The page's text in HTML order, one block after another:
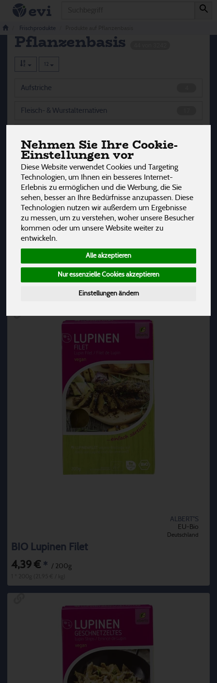
Nehmen Sie Ihre Cookie-
Einstellungen vor
Diese Website verwendet Cookies und Targeting
Technologien, um Ihnen ein besseres Internet-
Erlebnis zu ermöglichen und die Werbung, die Sie
sehen, besser an Ihre Bedürfnisse anzupassen. Diese
Technologien nutzen wir außerdem um Ergebnisse
zu messen, um zu verstehen, woher unsere Besucher
kommen oder um unsere Website weiter zu
entwickeln.
Alle akzeptieren
Nur essenzielle Cookies akzeptieren
Einstellungen ändern
Frischprodukte
Produkte auf
Pflanzenbasis
12
Aufstriche
Fleisch- & Wurstalternativen
Käsealternativen
Margarine & Fette
9
Tofu & Co
Topfen-, Rahm- & Obersalternativen
Hersteller Ernährung Allergene
ALBERT''S
EU-Bio
Deutschland
BIO Lupinen Filet
4,39 € * / 200g